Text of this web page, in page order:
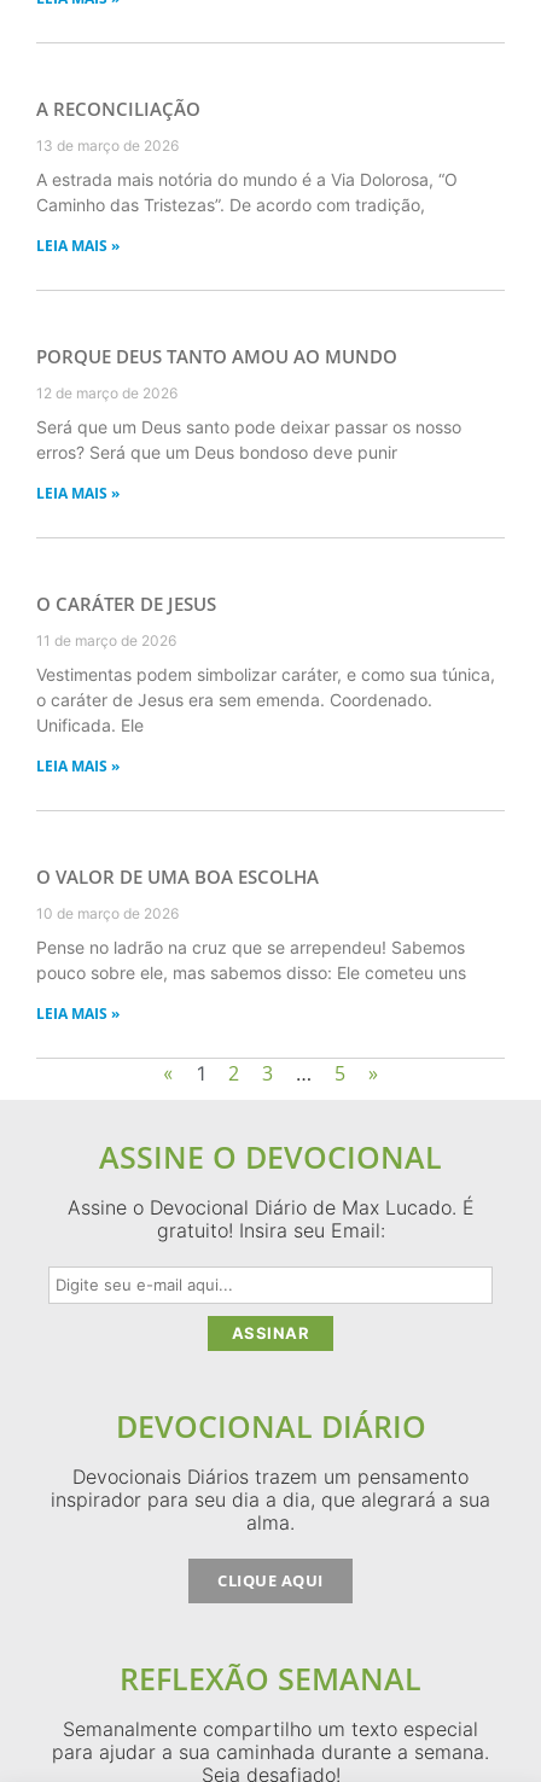
A RECONCILIAÇÃO
13 de março de 2026
A estrada mais notória do mundo é a Via Dolorosa, “O
Caminho das Tristezas”. De acordo com tradição,
LEIA MAIS »
PORQUE DEUS TANTO AMOU AO MUNDO
12 de março de 2026
Será que um Deus santo pode deixar passar os nosso
erros? Será que um Deus bondoso deve punir
LEIA MAIS »
O CARÁTER DE JESUS
11 de março de 2026
Vestimentas podem simbolizar caráter, e como sua túnica,
o caráter de Jesus era sem emenda. Coordenado.
Unificada. Ele
LEIA MAIS »
O VALOR DE UMA BOA ESCOLHA
10 de março de 2026
Pense no ladrão na cruz que se arrependeu! Sabemos
pouco sobre ele, mas sabemos disso: Ele cometeu uns
LEIA MAIS »
« 1 2 3 … 5 »
ASSINE O DEVOCIONAL
Assine o Devocional Diário de Max Lucado. É
gratuito! Insira seu Email:
DEVOCIONAL DIÁRIO
Devocionais Diários trazem um pensamento
inspirador para seu dia a dia, que alegrará a sua
alma.
CLIQUE AQUI
REFLEXÃO SEMANAL
Semanalmente compartilho um texto especial
para ajudar a sua caminhada durante a semana.
Seja desafiado!